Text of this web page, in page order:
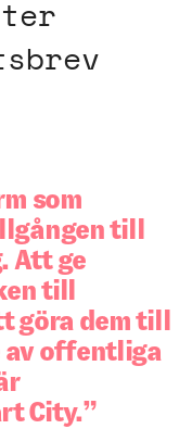
som
till
Att ge
till
göra dem till
av offentliga
City.